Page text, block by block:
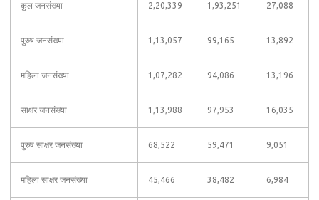
कुल जनसंख्या 2,20,339 1,93,251 27,088
पुरुष जनसंख्या 1,13,057 99,165 13,892
महिला जनसंख्या 1,07,282 94,086 13,196
साक्षर जनसंख्या 1,13,988 97,953 16,035
पुरुष साक्षर जनसंख्या 68,522 59,471 9,051
महिला साक्षर जनसंख्या 45,466 38,482 6,984